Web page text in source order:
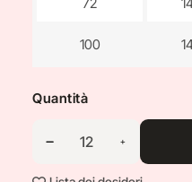
100
Quantità